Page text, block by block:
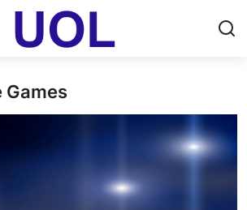
Registrar
Games